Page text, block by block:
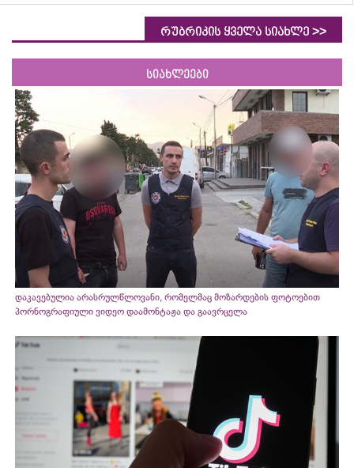
რუბრიკის ყველა სიახლე >>
სიახლეები
დაკავებულია არასრულწლოვანი, რომელმაც მოზარდების ფოტოებით
პორნოგრაფიული ვიდეო დაამონტაჟა და გაავრცელა